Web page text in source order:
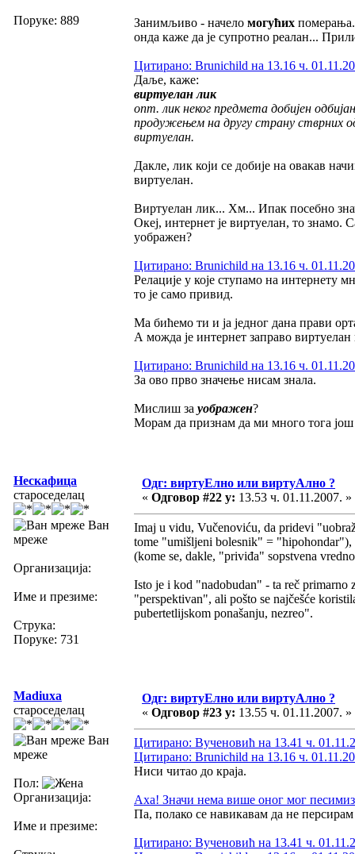
Поруке: 889 Занимљиво - начело могућих
онда каже да је супротно реалан...
Цитирано: Brunichild на 13.16 ч.
Даље, каже:
виртуелан лик
опт. лик неког предмета добијен
продужењем на другу страну стврних
виртуелан.
Дакле, лик који се добије на овакав
виртуелан.
Виртуелан лик... Хм... Ипак посебно
Океј, интернет је виртуелан, то знамо.
уображен?
Цитирано: Brunichild на 13.16 ч.
Релације у које ступамо на интернету
то је само привид.
Ма бићемо ти и ја једног дана прави
А можда је интернет заправо
Цитирано: Brunichild на 13.16 ч.
За ово прво значење нисам знала.
Мислиш за уображен?
Морам да признам да ми много тога
Нескафица
староседелац
Ван
мреже
Организација:
Име и презиме:
Струка:
Поруке: 731
Одг: виртуЕлно или виртуАлно ?
« Одговор #22 у: 13.53 ч. 01.11.2007. »
Imaj u vidu, Vučenoviću, da pridevi
tome "umišljeni bolesnik" = "hipohondar"),
(kome se, dakle, "priviđa" sopstvena
Isto je i kod "nadobudan" - ta reč
"perspektivan", ali pošto se najčešće
pubertetlijskom ponašanju, nezreo".
Madiuxa
староседелац
Ван
мреже
Пол:
Организација:
Име и презиме:
Одг: виртуЕлно или виртуАлно ?
« Одговор #23 у: 13.55 ч. 01.11.2007. »
Цитирано: Вученовић на 13.41 ч.
Цитирано: Brunichild на 13.16 ч.
Ниси читао до краја.
Аха! Значи нема више оног мог
Па, полако се навикавам да не
Цитирано: Вученовић на 13.41 ч.